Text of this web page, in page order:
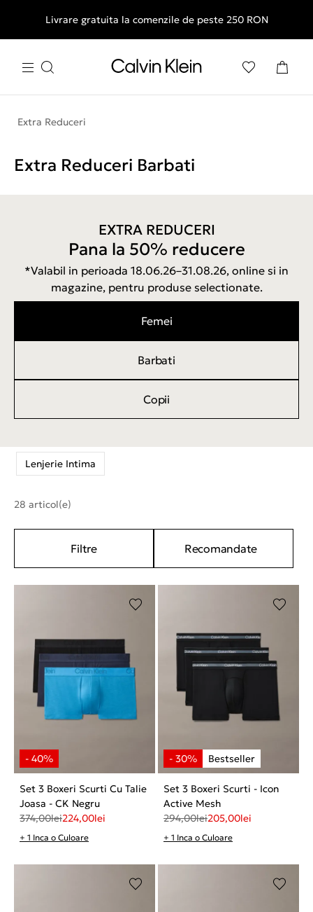
Livrare gratuita la comenzile de peste 250 RON
Extra Reduceri
Extra Reduceri Barbati
EXTRA REDUCERI
Pana la 50% reducere
*Valabil in perioada 18.06.26–31.08.26, online si in
magazine, pentru produse selectionate.
Femei
Barbati
Copii
Lenjerie Intima
28 articol(e)
Filtre Recomandate
Set 3 Boxeri Scurti Cu Talie
Joasa - CK Negru
374,00lei224,00lei
+ 1 Inca o Culoare
Set 3 Boxeri Scurti - Icon
Active Mesh
294,00lei205,00lei
+ 1 Inca o Culoare